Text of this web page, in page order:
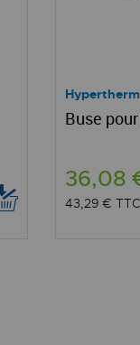
Buse
36,08
43,29 € TTC